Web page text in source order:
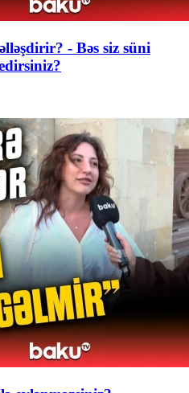
- Bəs siz süni